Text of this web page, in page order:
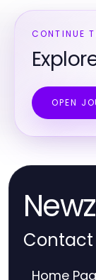
CONTINUE
OPEN
Contact
Home